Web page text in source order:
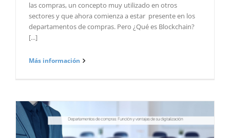
las compras, un concepto muy utilizado en otros
sectores y que ahora comienza a estar presente en los
departamentos de compras. Pero ¿Qué es Blockchain?
[...]
Más información